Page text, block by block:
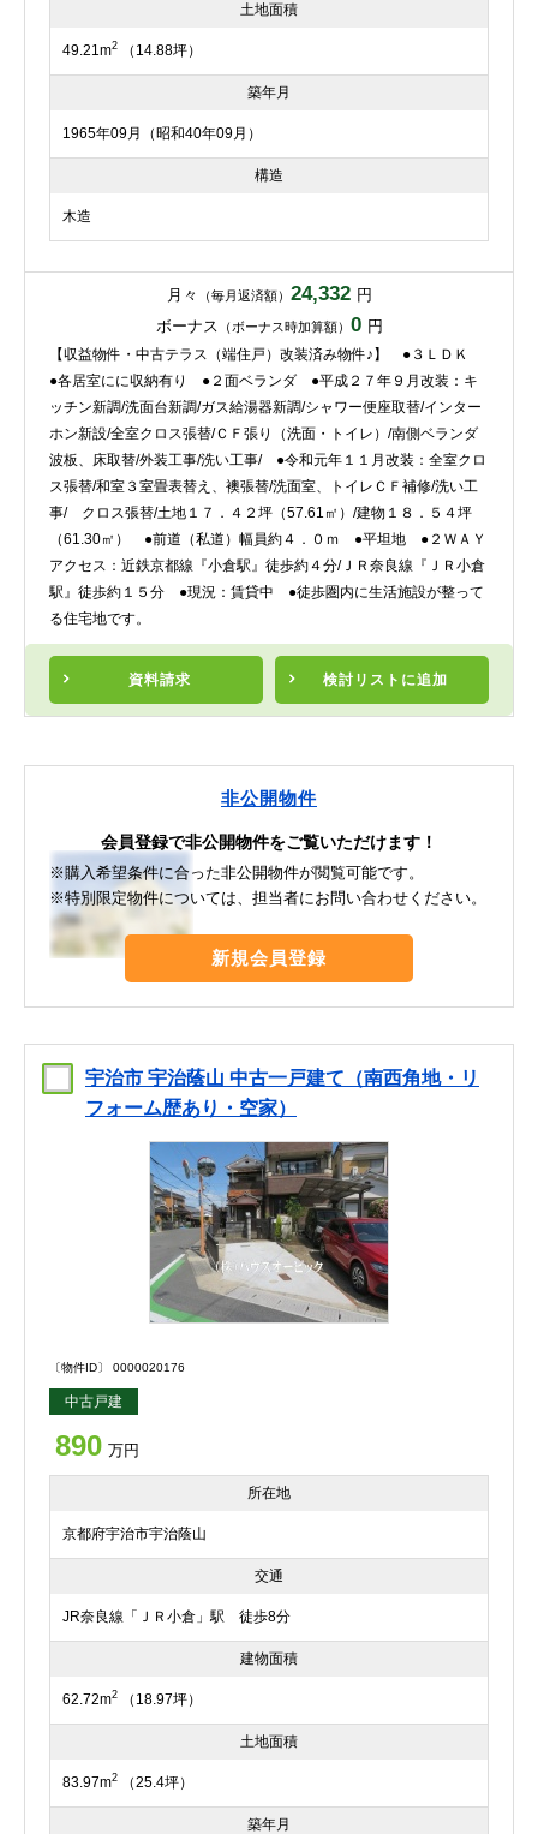
土地面積
49.21m2 （14.88坪）
築年月
1965年09月（昭和40年09月）
構造
木造
月々 （毎月返済額） 24,332 円
ボーナス （ボーナス時加算額） 0 円
資料請求 検討リスト に追加
【収益物件・中古テラス（端住戸）改装済み物件♪】 ●３ＬＤＫ
●各居室にに収納有り ●２面ベランダ ●平成２７年９月改装：キ
ッチン新調/洗面台新調/ガス給湯器新調/シャワー便座取替/インター
ホン新設/全室クロス張替/ＣＦ張り（洗面・トイレ）/南側ベランダ
波板、床取替/外装工事/洗い工事/ ●令和元年１１月改装：全室クロ
ス張替/和室３室畳表替え、襖張替/洗面室、トイレＣＦ補修/洗い工
事/ クロス張替/土地１７．４２坪（57.61㎡）/建物１８．５４坪
（61.30㎡） ●前道（私道）幅員約４．０ｍ ●平坦地 ●２ＷＡＹ
アクセス：近鉄京都線『小倉駅』徒歩約４分/ＪＲ奈良線『ＪＲ小倉
駅』徒歩約１５分 ●現況：賃貸中 ●徒歩圏内に生活施設が整って
る住宅地です。
非公開物件
会員登録で非公開物件をご覧いただけます！
※購入希望条件に合った非公開物件が閲覧可能です。
※特別限定物件については、担当者にお問い合わせください。
新規会員登録
宇治市 宇治蔭山 中古一戸建て（南西角地・リ
フォーム歴あり・空家）
〔物件ID〕 0000020176
中古戸建
890 万円
所在地
京都府宇治市宇治蔭山
交通
JR奈良線「ＪＲ小倉」駅 徒歩8分
建物面積
62.72m2 （18.97坪）
土地面積
83.97m2 （25.4坪）
築年月